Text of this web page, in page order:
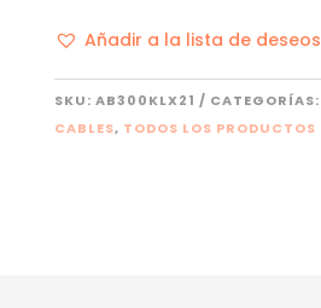
Añadir a la lista de deseos
SKU: AB300KLX21 CATEGORÍAS:
CABLES, TODOS LOS PRODUCTOS